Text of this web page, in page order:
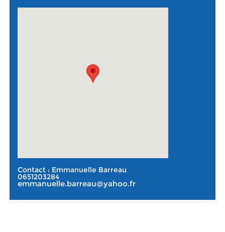
Contact : Emmanuelle Barreau
0651203284
emmanuelle.barreau@yahoo.fr